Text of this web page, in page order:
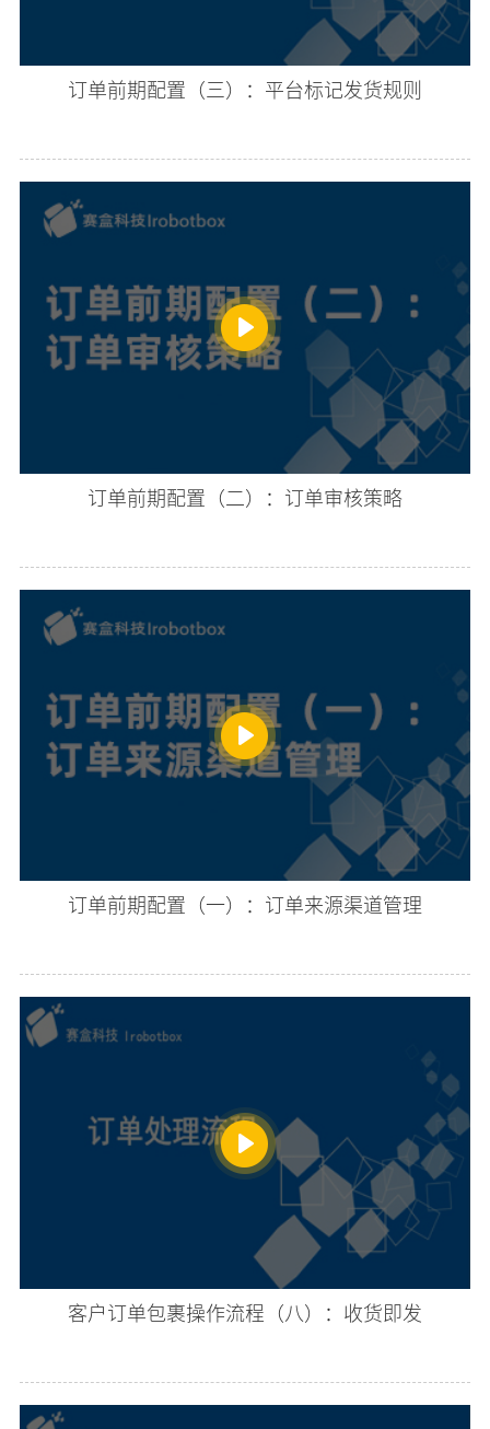
订单前期配置（三）：平台标记发货规则
订单前期配置（二）：订单审核策略
订单前期配置（一）：订单来源渠道管理
客户订单包裹操作流程（八）：收货即发